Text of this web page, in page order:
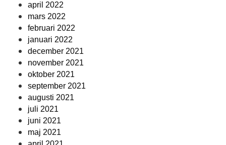
april 2022
mars 2022
februari 2022
januari 2022
december 2021
november 2021
oktober 2021
september 2021
augusti 2021
juli 2021
juni 2021
maj 2021